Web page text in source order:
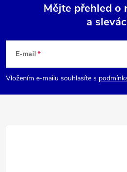
p
a
Mějte přehled o
a
E-mail
Vložením e-mailu souhlasíte s